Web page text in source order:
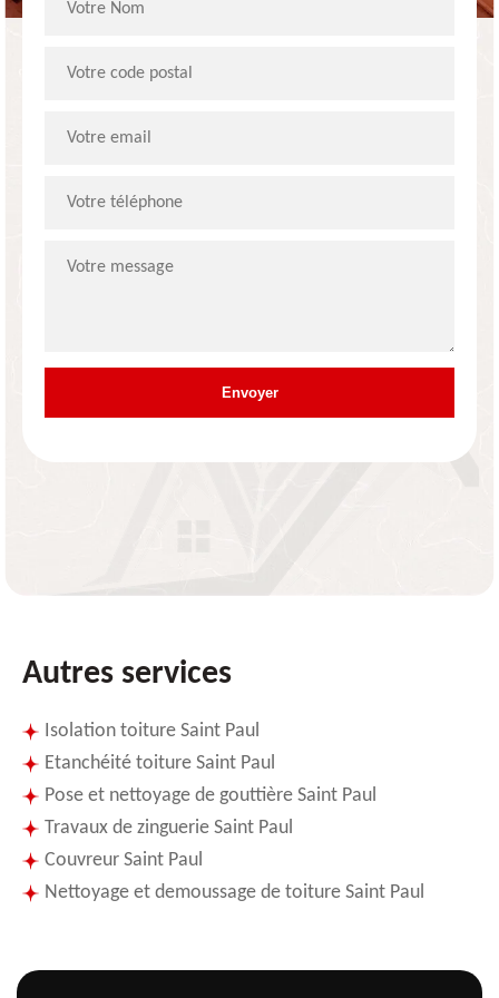
Autres services
Isolation toiture Saint Paul
Etanchéité toiture Saint Paul
Pose et nettoyage de gouttière Saint Paul
Travaux de zinguerie Saint Paul
Couvreur Saint Paul
Nettoyage et demoussage de toiture Saint Paul